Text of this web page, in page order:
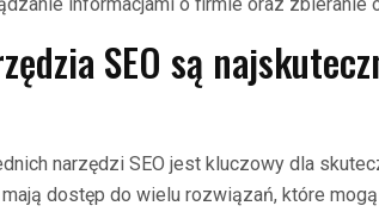
SEO są
narzędzi SEO jest kluczowy dla
dostęp do wielu rozwiązań, które